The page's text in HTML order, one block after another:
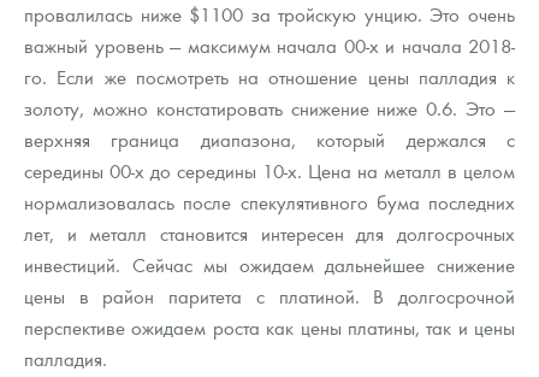
провалилась ниже $1100 за тройскую унцию. Это очень
важный уровень — максимум начала 00-х и начала 2018-
го. Если же посмотреть на отношение цены палладия к
золоту, можно констатировать снижение ниже 0.6. Это —
верхняя граница диапазона, который держался с
середины 00-х до середины 10-х. Цена на металл в целом
нормализовалась после спекулятивного бума последних
лет, и металл становится интересен для долгосрочных
инвестиций. Сейчас мы ожидаем дальнейшее снижение
цены в район паритета с платиной. В долгосрочной
перспективе ожидаем роста как цены платины, так и цены
палладия.